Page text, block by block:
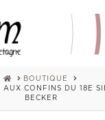
HOMEBOUTIQUE
AUX CONFINS DU 18E
BECKER